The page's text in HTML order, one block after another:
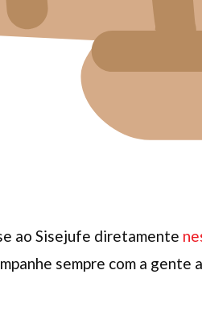
ao Sisejufe diretamente
sempre com a